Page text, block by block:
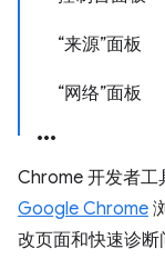
“来源”面板
“网络”面板
Chrome 开发者工
Google Chrome
改页面和快速诊